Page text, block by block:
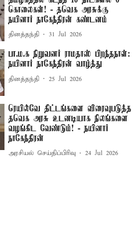
கொலைகள்! - தவெக அரசுக்கு
நயினார் நாகேந்திரன் கண்டனம்
தினத்தந்தி 31 Jul 2026
பா.ம.க நிறுவனர் ராமதாஸ் பிறந்தநாள்:
நயினார் நாகேந்திரன் வாழ்த்து
தினத்தந்தி 25 Jul 2026
ரெயில்வே திட்டங்களை விரைவுபடுத்த
தவெக அரசு உடனடியாக நிலங்களை
வழங்கிட வேண்டும்! - நயினார்
நாகேந்திரன்
அரசியல் செய்திப்பிரிவு 24 Jul 2026